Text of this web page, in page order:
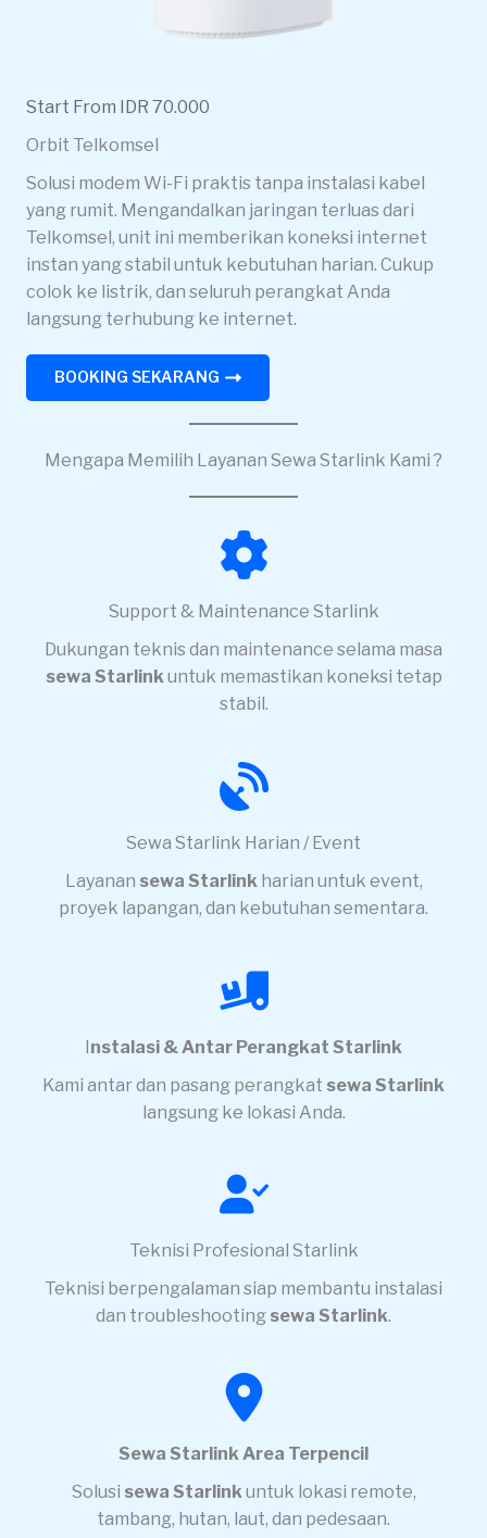
Start From IDR 70.000
Orbit Telkomsel
Solusi modem Wi-Fi praktis tanpa instalasi kabel
yang rumit. Mengandalkan jaringan terluas dari
Telkomsel, unit ini memberikan koneksi internet
instan yang stabil untuk kebutuhan harian. Cukup
colok ke listrik, dan seluruh perangkat Anda
langsung terhubung ke internet.
BOOKING SEKARANG
Mengapa Memilih Layanan Sewa Starlink Kami ?
Support & Maintenance Starlink
Dukungan teknis dan maintenance selama masa
sewa Starlinkuntuk memastikan koneksi tetap
stabil.
Sewa Starlink Harian / Event
Layanan sewa Starlinkharian untuk event,
proyek lapangan, dan kebutuhan sementara.
Instalasi & Antar Perangkat Starlink
Kami antar dan pasang perangkat sewa Starlink
langsung ke lokasi Anda.
Teknisi Profesional Starlink
Teknisi berpengalaman siap membantu instalasi
dan troubleshooting sewa Starlink.
Sewa Starlink Area Terpencil
Solusi sewa Starlinkuntuk lokasi remote,
tambang, hutan, laut, dan pedesaan.